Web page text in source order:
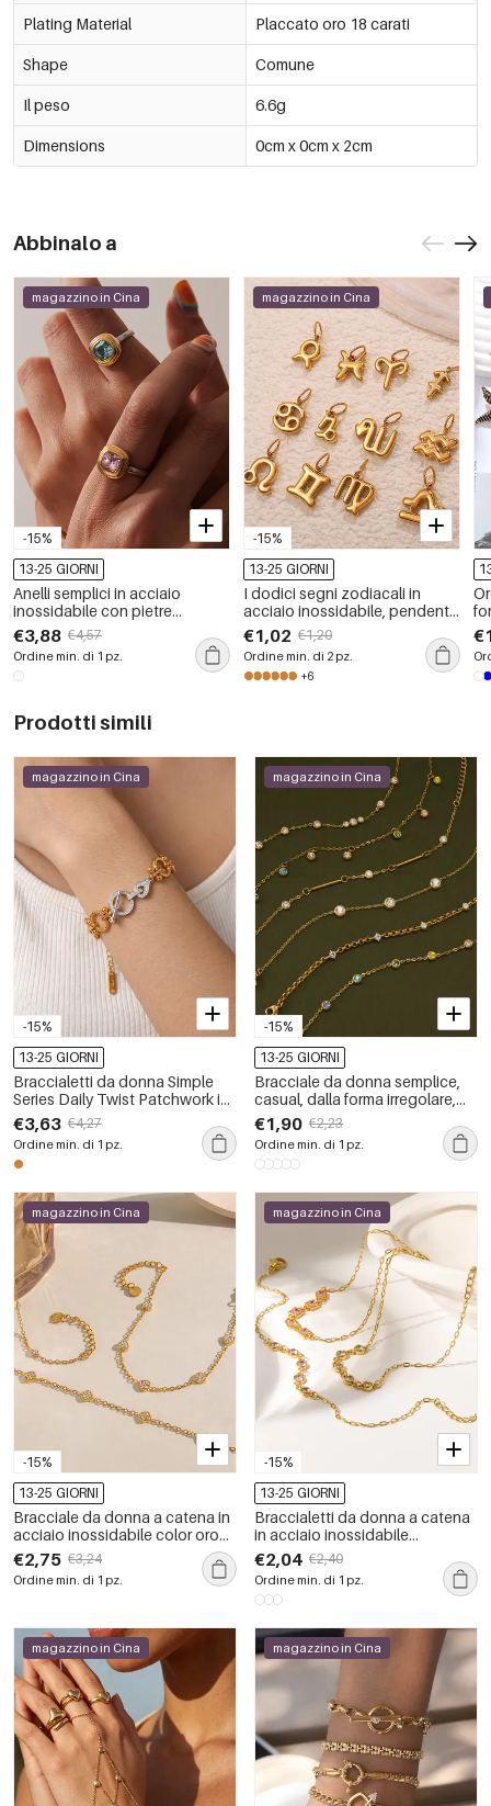
Plating Material Placcato oro 18 carati
Shape Comune
Il peso 6.6g
Dimensions 0cm x 0cm x 2cm
Abbinalo a
-15%
magazzino in Cina
13-25 GIORNI
Anelli semplici in acciaio
inossidabile con pietre
preziose color oro
impermeabili
€3,88 €4,57
Ordine min. di 1 pz.
-15%
magazzino in Cina
13-25 GIORNI
I dodici segni zodiacali in
acciaio inossidabile, pendenti
color oro impermeabili
€1,02 €1,20
Ordine min. di 2 pz.
+6
Prodotti simili
-15%
magazzino in Cina
13-25 GIORNI
Braccialetti da donna Simple
Series Daily Twist Patchwork in
acciaio inossidabile
impermeabile color oro con
catena.
€3,63 €4,27
Ordine min. di 1 pz.
-15%
magazzino in Cina
13-25 GIORNI
Bracciale da donna semplice,
casual, dalla forma irregolare,
con linee patchwork, in acciaio
inossidabile impermeabile color
oro.
€1,90 €2,23
Ordine min. di 1 pz.
-15%
magazzino in Cina
13-25 GIORNI
Bracciale da donna a catena in
acciaio inossidabile color oro
con zirconi a forma di cuore
€2,75 €3,24
Ordine min. di 1 pz.
-15%
magazzino in Cina
13-25 GIORNI
Braccialetti da donna a catena
in acciaio inossidabile
impermeabile color oro, serie
Simple, a forma di cuore.
€2,04 €2,40
Ordine min. di 1 pz.
magazzino in Cina magazzino in Cina